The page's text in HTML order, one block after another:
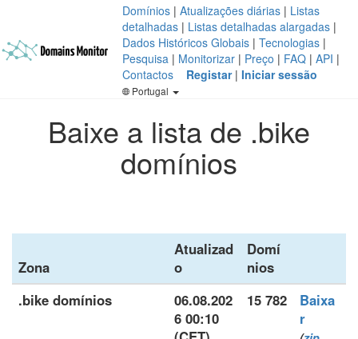
Domínios | Atualizações diárias | Listas
detalhadas | Listas detalhadas alargadas |
Dados Históricos Globais | Tecnologias |
Pesquisa | Monitorizar | Preço | FAQ | API |
Contactos
Registar| Iniciar sessão
Portugal
Baixe a lista de .bike
domínios
Zona
Atualizad
o
Domí
nios
.bike domínios
06.08.202
6 00:10
15 782
Baixa
r